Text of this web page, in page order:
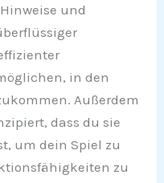
und
in den
Außerdem
dass du sie
um dein Spiel zu
zu